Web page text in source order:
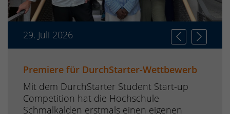
29. Juli 2026
Premiere für DurchStarter-Wettbewerb
Mit dem DurchStarter Student Start-up
Competition hat die Hochschule
Schmalkalden erstmals einen eigenen